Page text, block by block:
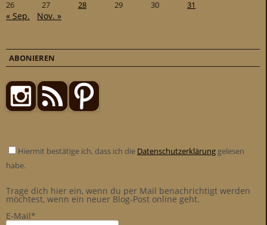
26
27 28 29 30 31
« Sep. Nov. »
ABONIEREN
Hiermit bestätige ich, dass ich die Datenschutzerklärung gelesen
habe.
Trage dich hier ein, wenn du per Mail benachrichtigt werden
möchtest, wenn ein neuer Blog-Post online geht.
E-Mail*